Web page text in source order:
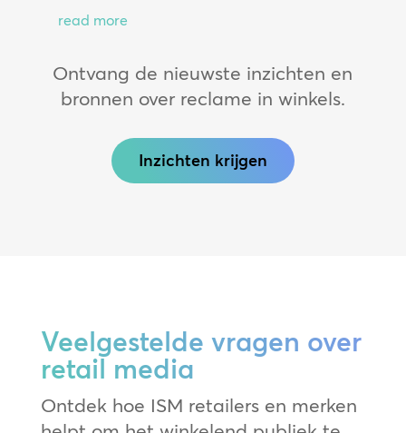
read more
Ontvang de nieuwste inzichten en
bronnen over reclame in winkels.
Inzichten krijgen
Veelgestelde vragen over
retail media
Ontdek hoe ISM retailers en merken